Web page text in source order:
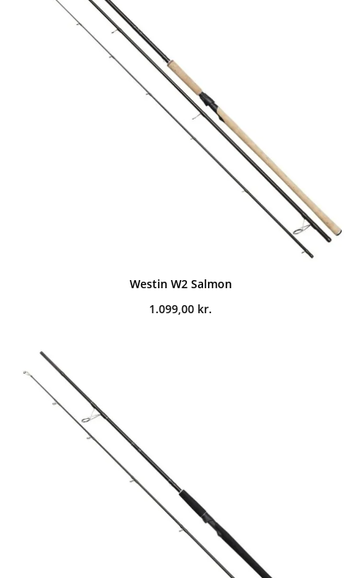
Westin W2 Salmon
1.099,00 kr.